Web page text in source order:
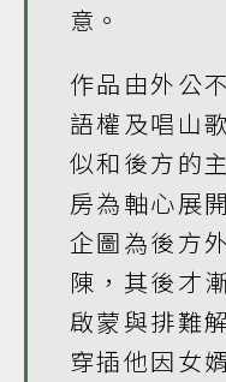
意。
作品由外公
語權及唱山
似和後方的
房為軸心展
企圖為後方
陳，其後才
啟蒙與排難
穿插他因女